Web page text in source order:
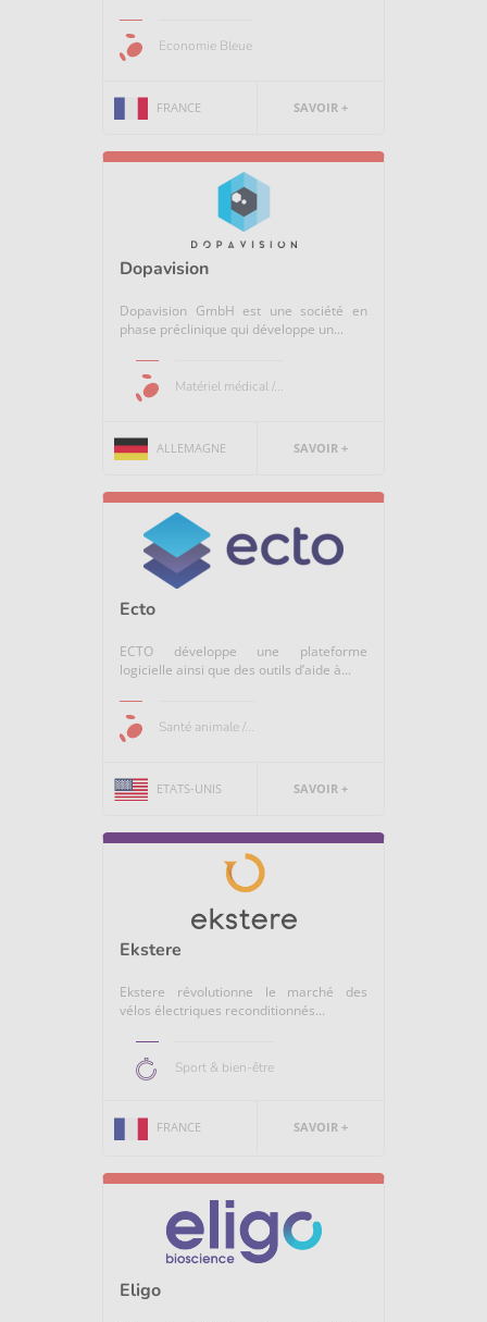
Economie Bleue
FRANCE SAVOIR +
Dopavision
Dopavision GmbH est une société en
phase préclinique qui développe un...
Matériel médical /...
ALLEMAGNE SAVOIR +
Ecto
ECTO développe une plateforme
logicielle ainsi que des outils d’aide à...
Santé animale /...
ETATS-UNIS SAVOIR +
Ekstere
Ekstere révolutionne le marché des
vélos électriques reconditionnés...
Sport & bien-être
FRANCE SAVOIR +
Eligo